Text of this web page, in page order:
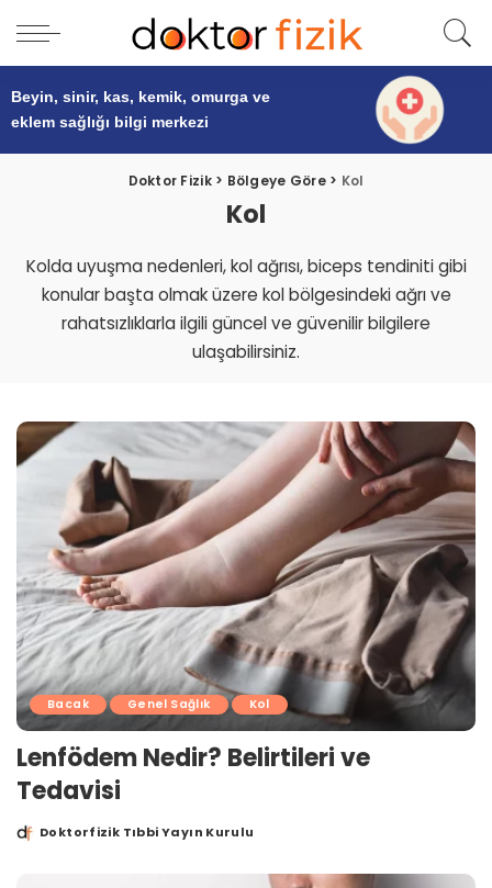
Beyin, sinir, kas, kemik, omurga ve
eklem sağlığı bilgi merkezi
Doktor Fizik> Bölgeye Göre> Kol
Kol
Kolda uyuşma nedenleri, kol ağrısı, biceps tendiniti gibi
konular başta olmak üzere kol bölgesindeki ağrı ve
rahatsızlıklarla ilgili güncel ve güvenilir bilgilere
ulaşabilirsiniz.
Bacak Genel Sağlık Kol
Lenfödem Nedir? Belirtileri ve
Tedavisi
PostedDoktorfizik Tıbbi Yayın Kurulu